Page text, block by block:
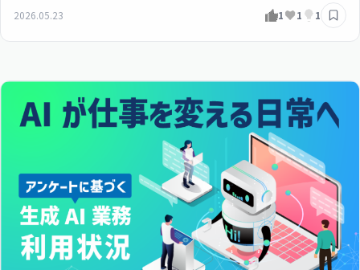
2026.05.23 1 1 1